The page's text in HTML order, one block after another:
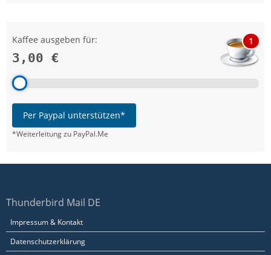
Kaffee ausgeben für:
3,00 €
1
Per Paypal unterstützen*
*Weiterleitung zu PayPal.Me
Thunderbird Mail DE
Impressum & Kontakt
Datenschutzerklärung